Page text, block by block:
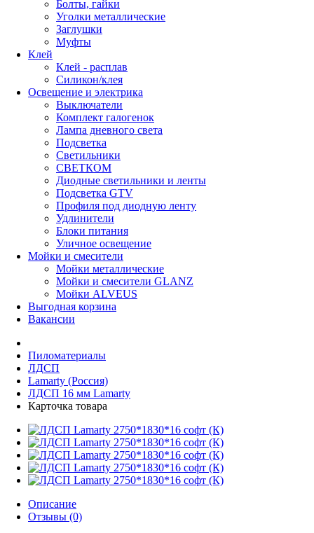
Болты, гайки
Уголки металлические
Заглушки
Муфты
Клей
Клей - расплав
Силикон/клея
Освещение и электрика
Выключатели
Комплект галогенок
Лампа дневного света
Подсветка
Светильники
СВЕТКОМ
Диодные светильники и ленты
Подсветка GTV
Профиля под диодную ленту
Удлинители
Блоки питания
Уличное освещение
Мойки и смесители
Мойки металлические
Мойки и смесители GLANZ
Мойки ALVEUS
Выгодная корзина
Вакансии
Пиломатериалы
ЛДСП
Lamarty (Россия)
ЛДСП 16 мм Lamarty
Карточка товара
Описание
Отзывы (0)